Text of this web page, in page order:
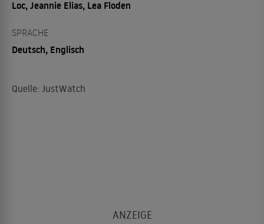
Loc, Jeannie Elias, Lea Floden
SPRACHE
Deutsch, Englisch
Quelle: JustWatch